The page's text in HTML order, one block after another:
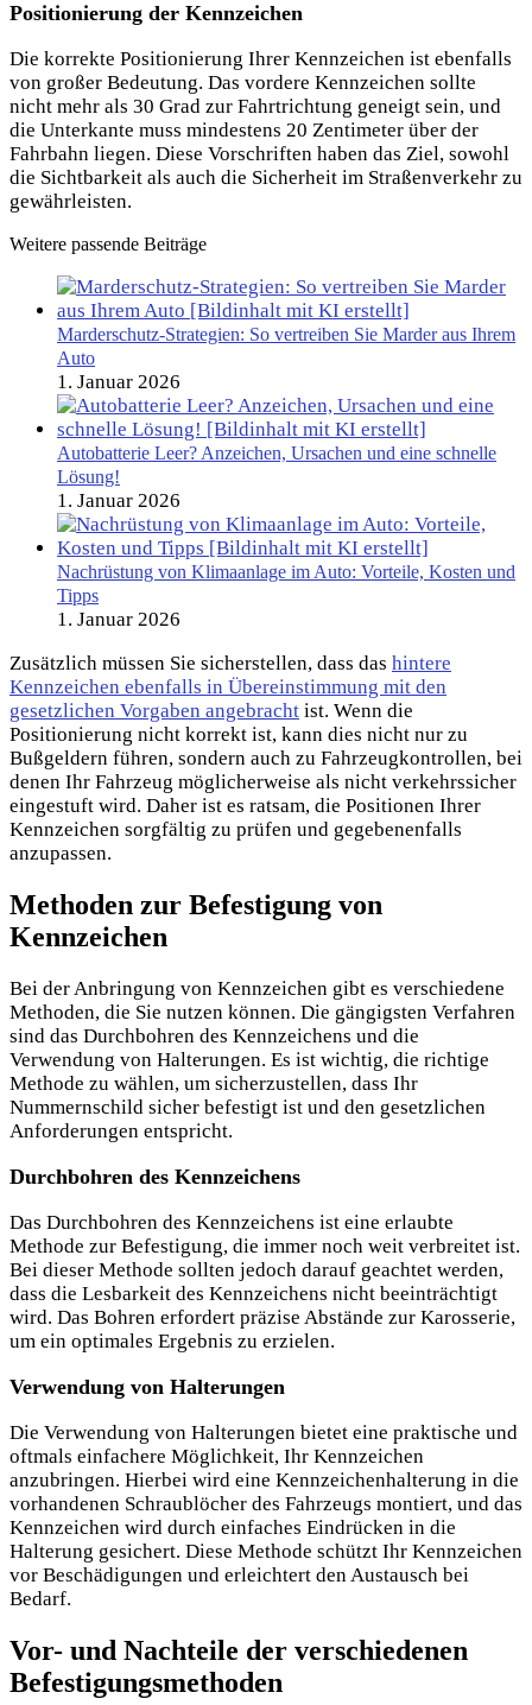
Positionierung der Kennzeichen
Die korrekte Positionierung Ihrer Kennzeichen ist ebenfalls
von großer Bedeutung. Das vordere Kennzeichen sollte
nicht mehr als 30 Grad zur Fahrtrichtung geneigt sein, und
die Unterkante muss mindestens 20 Zentimeter über der
Fahrbahn liegen. Diese Vorschriften haben das Ziel, sowohl
die Sichtbarkeit als auch die Sicherheit im Straßenverkehr zu
gewährleisten.
Weitere passende Beiträge
Marderschutz-Strategien: So vertreiben Sie Marder aus Ihrem
Auto
1. Januar 2026
Autobatterie Leer? Anzeichen, Ursachen und eine schnelle
Lösung!
1. Januar 2026
Nachrüstung von Klimaanlage im Auto: Vorteile, Kosten und
Tipps
1. Januar 2026
Zusätzlich müssen Sie sicherstellen, dass das hintere
Kennzeichen ebenfalls in Übereinstimmung mit den
gesetzlichen Vorgaben angebracht ist. Wenn die
Positionierung nicht korrekt ist, kann dies nicht nur zu
Bußgeldern führen, sondern auch zu Fahrzeugkontrollen, bei
denen Ihr Fahrzeug möglicherweise als nicht verkehrssicher
eingestuft wird. Daher ist es ratsam, die Positionen Ihrer
Kennzeichen sorgfältig zu prüfen und gegebenenfalls
anzupassen.
Methoden zur Befestigung von
Kennzeichen
Bei der Anbringung von Kennzeichen gibt es verschiedene
Methoden, die Sie nutzen können. Die gängigsten Verfahren
sind das Durchbohren des Kennzeichens und die
Verwendung von Halterungen. Es ist wichtig, die richtige
Methode zu wählen, um sicherzustellen, dass Ihr
Nummernschild sicher befestigt ist und den gesetzlichen
Anforderungen entspricht.
Durchbohren des Kennzeichens
Das Durchbohren des Kennzeichens ist eine erlaubte
Methode zur Befestigung, die immer noch weit verbreitet ist.
Bei dieser Methode sollten jedoch darauf geachtet werden,
dass die Lesbarkeit des Kennzeichens nicht beeinträchtigt
wird. Das Bohren erfordert präzise Abstände zur Karosserie,
um ein optimales Ergebnis zu erzielen.
Verwendung von Halterungen
Die Verwendung von Halterungen bietet eine praktische und
oftmals einfachere Möglichkeit, Ihr Kennzeichen
anzubringen. Hierbei wird eine Kennzeichenhalterung in die
vorhandenen Schraublöcher des Fahrzeugs montiert, und das
Kennzeichen wird durch einfaches Eindrücken in die
Halterung gesichert. Diese Methode schützt Ihr Kennzeichen
vor Beschädigungen und erleichtert den Austausch bei
Bedarf.
Vor- und Nachteile der verschiedenen
Befestigungsmethoden